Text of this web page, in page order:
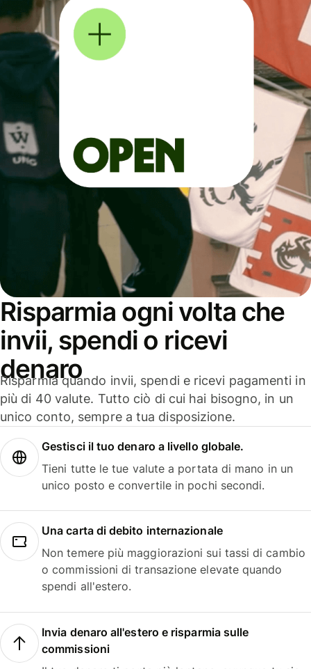
Risparmia ogni volta che
invii, spendi o ricevi
denaro
Risparmia quando invii, spendi e ricevi pagamenti in
più di 40 valute. Tutto ciò di cui hai bisogno, in un
unico conto, sempre a tua disposizione.
Gestisci il tuo denaro a livello globale.
Tieni tutte le tue valute a portata di mano in un
unico posto e convertile in pochi secondi.
Una carta di debito internazionale
Non temere più maggiorazioni sui tassi di cambio
o commissioni di transazione elevate quando
spendi all'estero.
Invia denaro all'estero e risparmia sulle
commissioni